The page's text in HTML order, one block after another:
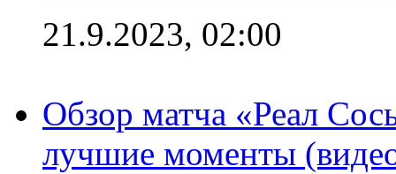
21.9.2023, 02:00
Обзор матча «Реал
лучшие моменты